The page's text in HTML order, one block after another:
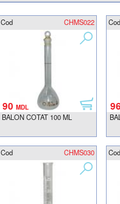
Cod CHMS022
BALON COTAT 100 ML
90 MDL
Cod CHMS030